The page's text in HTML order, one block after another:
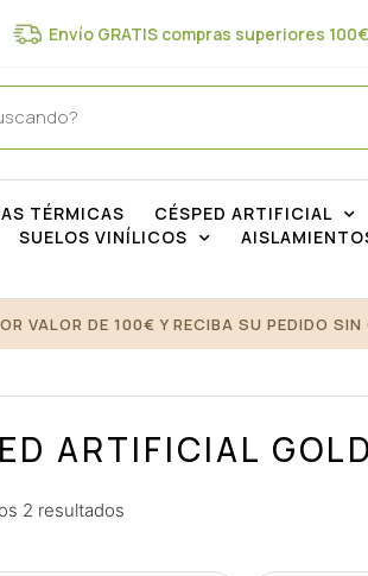
Envío GRATIS compras superiores 100€
TÉRMICAS CÉSPED ARTIFICIAL
SUELOS VINÍLICOS
VALOR DE 100€ Y RECIBA SU PEDIDO
ARTIFICIAL
2 resultados